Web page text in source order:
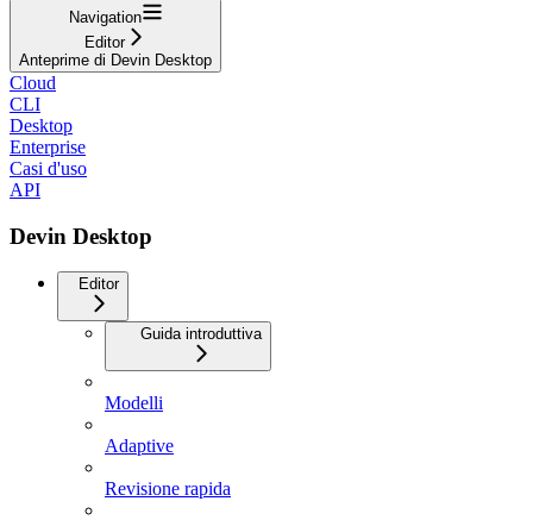
Navigation
Editor
Anteprime di Devin Desktop
Cloud
CLI
Desktop
Enterprise
Casi d'uso
API
Devin Desktop
Editor
Guida introduttiva
Modelli
Adaptive
Revisione rapida